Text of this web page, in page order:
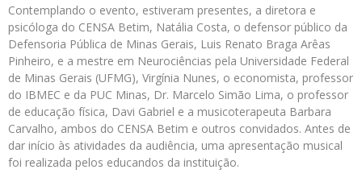
Contemplando o evento, estiveram presentes, a diretora e
psicóloga do CENSA Betim, Natália Costa, o defensor público da
Defensoria Pública de Minas Gerais, Luis Renato Braga Arêas
Pinheiro, e a mestre em Neurociências pela Universidade Federal
de Minas Gerais (UFMG), Virgínia Nunes, o economista, professor
do IBMEC e da PUC Minas, Dr. Marcelo Simão Lima, o professor
de educação física, Davi Gabriel e a musicoterapeuta Barbara
Carvalho, ambos do CENSA Betim e outros convidados. Antes de
dar início às atividades da audiência, uma apresentação musical
foi realizada pelos educandos da instituição.